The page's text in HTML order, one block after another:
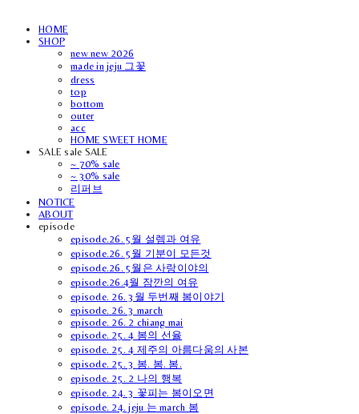
HOME
SHOP
new new 2026
made in jeju 그꽃
dress
top
bottom
outer
acc
HOME SWEET HOME
SALE sale SALE
~ 70% sale
~ 30% sale
리퍼브
NOTICE
ABOUT
episode
episode.26. 5월 설렘과 여유
episode.26. 5월 기분이 모든것
episode.26. 5월은 사랑이야의
episode.26.4월 잠깐의 여유
episode. 26. 3월 두번째 봄이야기
episode. 26. 3 march
episode. 26. 2 chiang mai
episode. 25. 4 봄의 선율
episode. 25. 4 제주의 아름다움의 사본
episode. 25. 3 봄. 봄. 봄.
episode. 25. 2 나의 행복
episode. 24. 3 꽃피는 봄이오면
episode. 24. jeju 는 march 봄